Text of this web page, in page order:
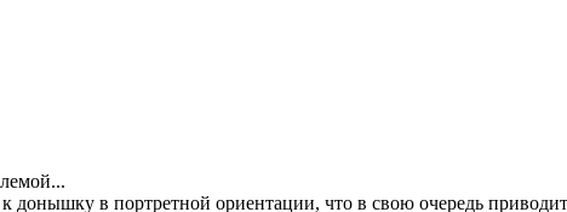
в портретной ориентации, что в свою очередь приводит